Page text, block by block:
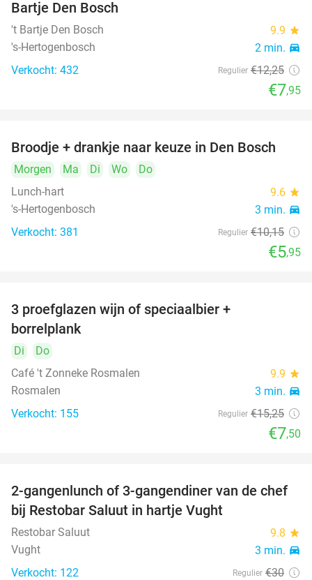
Bartje Den Bosch
't Bartje Den Bosch 9.9 star
's-Hertogenbosch 2 min. directions_car
Verkocht: 432 Regulier €12,25
€7,95
41%
Broodje + drankje naar keuze in Den Bosch
Morgen Ma Di Wo
Do
Lunch-hart
9.6 star
's-Hertogenbosch 3 min. directions_car
Verkocht: 381 Regulier €10,15
€5,95
3 proefglazen wijn of speciaalbier +
borrelplank
Di
Do
Café 't Zonneke Rosmalen
9.9 star
Rosmalen 3 min. directions_car
Verkocht: 155 Regulier €15,25
€7,50
40%
2-gangenlunch of 3-gangendiner van de chef
bij Restobar Saluut in hartje Vught
Restobar Saluut 9.8 star
Vught 3 min. directions_car
Verkocht: 122 Regulier €30